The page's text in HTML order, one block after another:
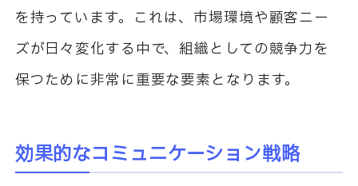
を持っています。これは、市場環境や顧客ニー
ズが日々変化する中で、組織としての競争力を
保つために非常に重要な要素となります。
効果的なコミュニケーション戦略